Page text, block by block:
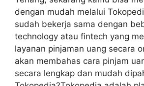
dengan mudah melalui
sudah bekerja sama dengan
technology atau fintech yang
layanan pinjaman uang secara
akan membahas cara pinjam
secara lengkap dan mudah